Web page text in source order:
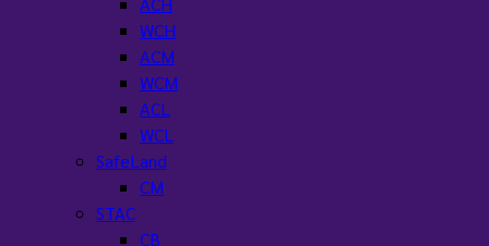
WCH
ACM
WCM
ACL
WCL
SafeLand
CM
STAC
CB